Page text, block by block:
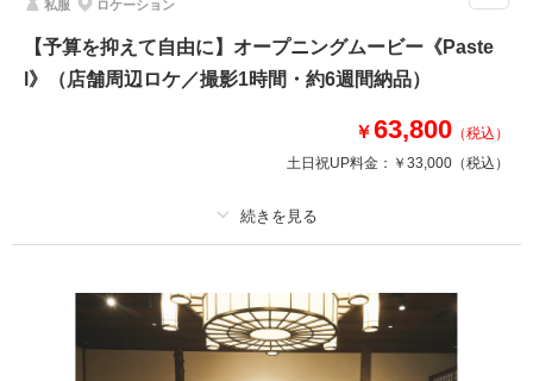
得なキャンペーンをお見逃しなく！
・全データ（基本補正）
・衣装（新郎新婦）
・新婦ヘアメイク（1着分のみ）
※トップシーズン（11月20日～12月10日）撮影の場合は別途22,000円追加
来店・オンライン を確認する
私服 ロケーション
【予算を抑えて自由に】オープニングムービー《Paste
l》（店舗周辺ロケ／撮影1時間・約6週間納品）
￥63,800 （税込）
土日祝UP料金： ￥33,000 （税込）
撮影料 新婦衣装 新郎衣装
ヘアメイク
台紙付写真